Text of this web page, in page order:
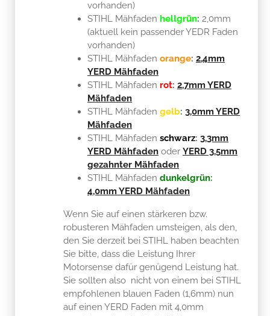
vorhanden)
STIHL Mähfaden hellgrün: 2,0mm
(aktuell kein passender YEDR Faden
vorhanden)
STIHL Mähfaden orange: 2,4mm
YERD Mähfaden
STIHL Mähfaden rot: 2,7mm YERD
Mähfaden
STIHL Mähfaden gelb: 3,0mm YERD
Mähfaden
STIHL Mähfaden schwarz: 3,3mm
YERD Mähfaden oder YERD 3,5mm
gezahnter Mähfaden
STIHL Mähfaden​​​​​​​ dunkelgrün:
4,0mm YERD Mähfaden
Wenn Sie auf einen stärkeren bzw.
robusteren Mähfaden umsteigen, als den,
den Sie derzeit bei STIHL haben beachten
Sie bitte, dass die Leistung Ihrer
Motorsense dafür genügend Leistung hat.
Sie sollten also nicht von einem bei STIHL
empfohlenen blauen Faden (1,6mm) nun
auf einen YERD Faden mit 4,0mm